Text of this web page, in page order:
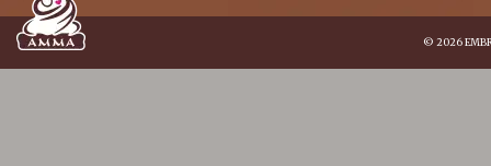
© 2026